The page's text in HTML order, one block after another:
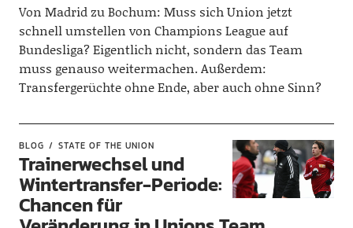
Von Madrid zu Bochum: Muss sich Union jetzt
schnell umstellen von Champions League auf
Bundesliga? Eigentlich nicht, sondern das Team
muss genauso weitermachen. Außerdem:
Transfergerüchte ohne Ende, aber auch ohne Sinn?
BLOG STATE OF THE UNION
Trainerwechsel und
Wintertransfer-Periode:
Chancen für